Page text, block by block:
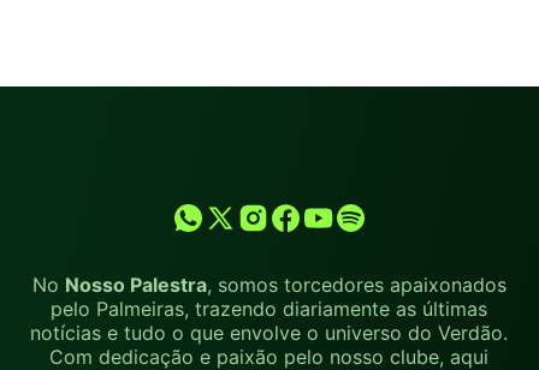
No Nosso Palestra, somos torcedores apaixonados
pelo Palmeiras, trazendo diariamente as últimas
notícias e tudo o que envolve o universo do Verdão.
Com dedicação e paixão pelo nosso clube, aqui